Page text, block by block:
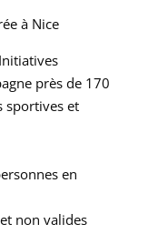
à Nice
près de 170
sportives et
en
non valides